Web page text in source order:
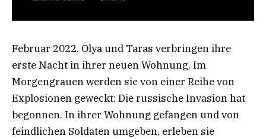
Februar 2022. Olya und Taras verbringen ihre
erste Nacht in ihrer neuen Wohnung. Im
Morgengrauen werden sie von einer Reihe von
Explosionen geweckt: Die russische Invasion hat
begonnen. In ihrer Wohnung gefangen und von
feindlichen Soldaten umgeben, erleben sie